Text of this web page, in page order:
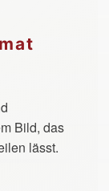
Bild, das
lässt.